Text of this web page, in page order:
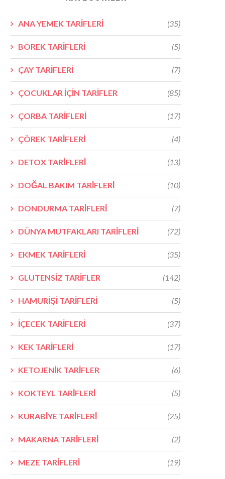
ANA YEMEK TARİFLERİ (35)
BÖREK TARİFLERİ (5)
ÇAY TARİFLERİ (7)
ÇOCUKLAR İÇİN TARİFLER (85)
ÇORBA TARİFLERİ (17)
ÇÖREK TARİFLERİ (4)
DETOX TARİFLERİ (13)
DOĞAL BAKIM TARİFLERİ (10)
DONDURMA TARİFLERİ (7)
DÜNYA MUTFAKLARI TARİFLERİ (72)
EKMEK TARİFLERİ (35)
GLUTENSİZ TARİFLER (142)
HAMURİŞİ TARİFLERİ (5)
İÇECEK TARİFLERİ (37)
KEK TARİFLERİ (17)
KETOJENİK TARİFLER (6)
KOKTEYL TARİFLERİ (5)
KURABİYE TARİFLERİ (25)
MAKARNA TARİFLERİ (2)
MEZE TARİFLERİ (19)